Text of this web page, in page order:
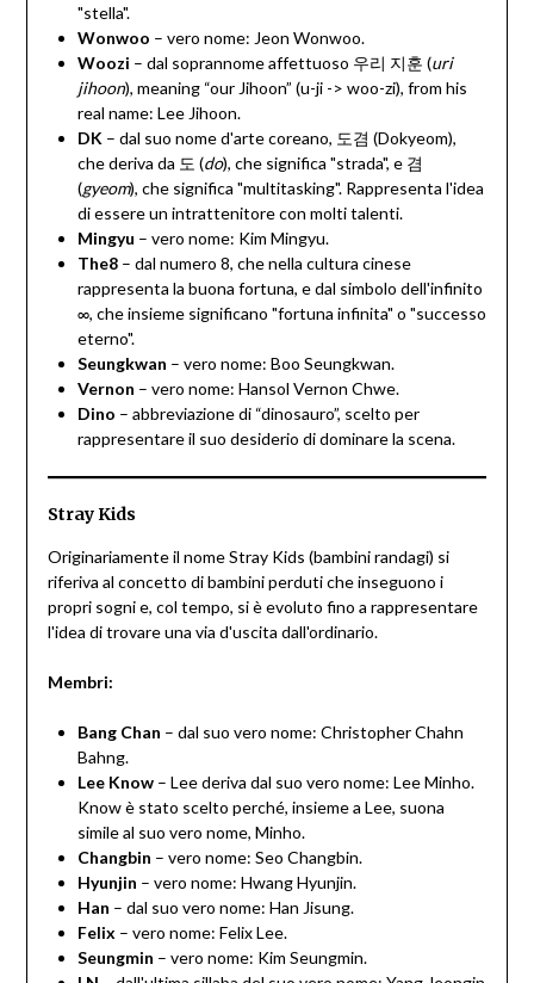
"stella".
Wonwoo – vero nome: Jeon Wonwoo.
Woozi – dal soprannome affettuoso 우리 지훈 (uri
jihoon), meaning “our Jihoon” (u-ji -> woo-zi), from his
real name: Lee Jihoon.
DK – dal suo nome d'arte coreano, 도겸 (Dokyeom),
che deriva da 도 (do), che significa "strada", e 겸
(gyeom), che significa "multitasking". Rappresenta l'idea
di essere un intrattenitore con molti talenti.
Mingyu – vero nome: Kim Mingyu.
The8– dal numero 8, che nella cultura cinese
rappresenta la buona fortuna, e dal simbolo dell'infinito
∞, che insieme significano "fortuna infinita" o "successo
eterno".
Seungkwan – vero nome: Boo Seungkwan.
Vernon – vero nome: Hansol Vernon Chwe.
Dino – abbreviazione di “dinosauro”, scelto per
rappresentare il suo desiderio di dominare la scena.
Stray Kids
Originariamente il nome Stray Kids (bambini randagi) si
riferiva al concetto di bambini perduti che inseguono i
propri sogni e, col tempo, si è evoluto fino a rappresentare
l'idea di trovare una via d'uscita dall'ordinario.
Membri:
Bang Chan – dal suo vero nome: Christopher Chahn
Bahng.
Lee Know– Lee deriva dal suo vero nome: Lee Minho.
Know è stato scelto perché, insieme a Lee, suona
simile al suo vero nome, Minho.
Changbin – vero nome: Seo Changbin.
Hyunjin – vero nome: Hwang Hyunjin.
Han – dal suo vero nome: Han Jisung.
Felix – vero nome: Felix Lee.
Seungmin – vero nome: Kim Seungmin.